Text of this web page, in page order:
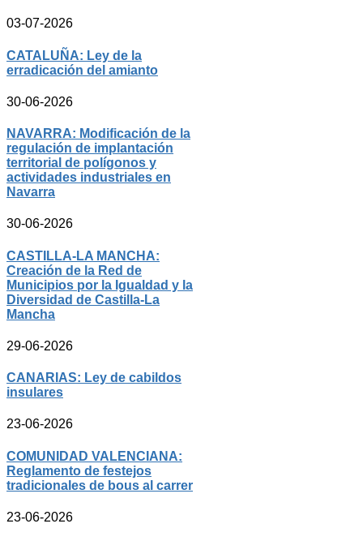
03-07-2026
CATALUÑA: Ley de la
erradicación del amianto
30-06-2026
NAVARRA: Modificación de la
regulación de implantación
territorial de polígonos y
actividades industriales en
Navarra
30-06-2026
CASTILLA-LA MANCHA:
Creación de la Red de
Municipios por la Igualdad y la
Diversidad de Castilla-La
Mancha
29-06-2026
CANARIAS: Ley de cabildos
insulares
23-06-2026
COMUNIDAD VALENCIANA:
Reglamento de festejos
tradicionales de bous al carrer
23-06-2026